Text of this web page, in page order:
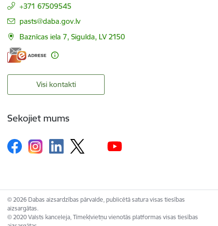
+371 67509545
E-pasts:
pasts@daba.gov.lv
Baznīcas iela 7, Sigulda, LV 2150
Visi kontakti
Sekojiet mums
© 2026 Dabas aizsardzības pārvalde, publicētā satura visas tiesības
aizsargātas.
© 2020 Valsts kanceleja, Tīmekļvietņu vienotās platformas visas tiesības